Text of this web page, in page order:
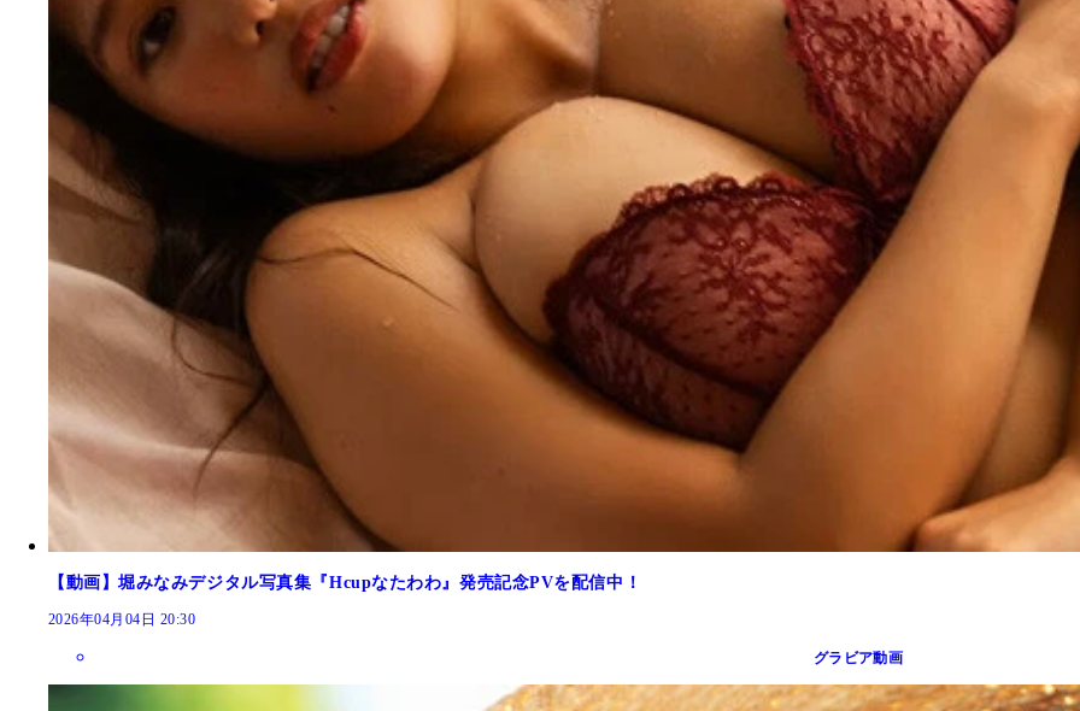
【動画】堀みなみデジタル写真集『Hcupなたわわ』発売記念PVを配信中！
2026年04月04日 20:30
グラビア動画